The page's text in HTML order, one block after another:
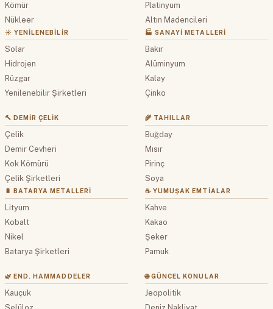
Kömür
Nükleer
☀️ YENILENEBILIR
Solar
Hidrojen
Rüzgar
Yenilenebilir Şirketleri
Platinyum
Altın Madencileri
🏭 SANAYI METALLERI
Bakır
Alüminyum
Kalay
Çinko
🔨 DEMIR ÇELIK
Çelik
Demir Cevheri
Kok Kömürü
Çelik Şirketleri
🔋 BATARYA METALLERI
Lityum
Kobalt
Nikel
Batarya Şirketleri
🌾 TAHILLAR
Buğday
Mısır
Pirinç
Soya
☕ YUMUŞAK EMTIALAR
Kahve
Kakao
Şeker
Pamuk
🌿 END. HAMMADDELER
Kauçuk
🌐 GÜNCEL KONULAR
Jeopolitik